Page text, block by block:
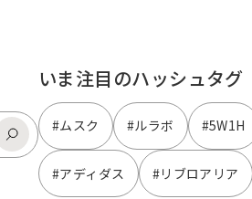
いま注目のハッシュタグ
#ムスク #ルラボ #5W1H
#アディダス #リブロアリア